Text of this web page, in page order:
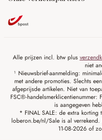
Alle prijzen incl. btw plus
niet
¹ Nieuwsbrief-aanmelding:
met andere promoties. Slechts
afgeprijsde artikelen. Niet van
FSC®-
is aangegeven
* FINAL SALE: de extra
loberon.be/nl/Sale is al
11-08-2026 of